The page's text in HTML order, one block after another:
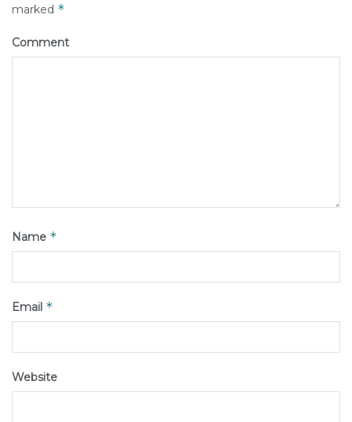
marked *
Comment
Name *
Email *
Website